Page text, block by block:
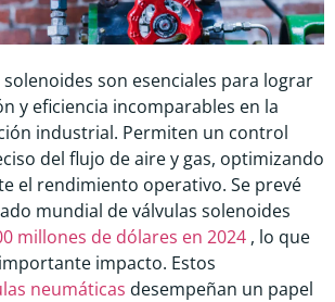
solenoides son esenciales para lograr
y eficiencia incomparables en la
industrial. Permiten un control
del flujo de aire y gas, optimizando
el rendimiento operativo. Se prevé
mundial de válvulas solenoides
millones de dólares en 2024 , lo que
impacto. Estos
neumáticas desempeñan un papel